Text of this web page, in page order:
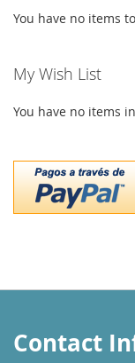
You have no items
My Wish List
You have no items
Contact